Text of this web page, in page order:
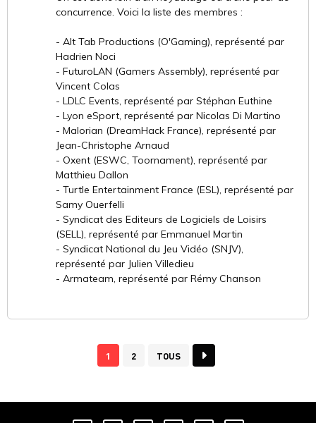
concurrence. Voici la liste des membres :
- Alt Tab Productions (O'Gaming), représenté par
Hadrien Noci
- FuturoLAN (Gamers Assembly), représenté par
Vincent Colas
- LDLC Events, représenté par Stéphan Euthine
- Lyon eSport, représenté par Nicolas Di Martino
- Malorian (DreamHack France), représenté par
Jean-Christophe Arnaud
- Oxent (ESWC, Toornament), représenté par
Matthieu Dallon
- Turtle Entertainment France (ESL), représenté par
Samy Ouerfelli
- Syndicat des Editeurs de Logiciels de Loisirs
(SELL), représenté par Emmanuel Martin
- Syndicat National du Jeu Vidéo (SNJV),
représenté par Julien Villedieu
- Armateam, représenté par Rémy Chanson
1 2 TOUS